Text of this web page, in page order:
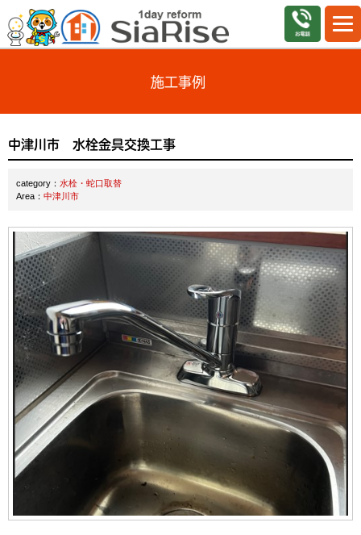
施工事例
中津川市 水栓金具交換工事
category： 水栓・蛇口取替
Area： 中津川市